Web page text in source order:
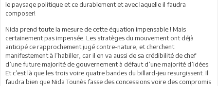
le paysage politique et ce durablement et avec laquelle il faudra
composer!
Nida prend toute la mesure de cette équation impensable ! Mais
certainement pas impensée. Les stratèges du mouvement ont déjà
anticipé ce rapprochement jugé contre-nature, et cherchent
manifestement à l’habiller, car il en va aussi de sa crédibilité de chef
d’une future majorité de gouvernement à défaut d’une majorité d’idées.
Et c’est là que les trois voire quatre bandes du billard-jeu resurgissent. Il
faudra bien que Nida Tounès fasse des concessions voire des compromis